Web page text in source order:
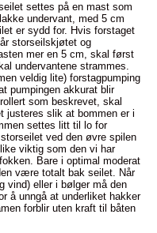
settes på en mast som
undervant, med 5 cm
er sydd for. Hvis forstaget
storseilskjøtet og
mer en 5 cm, skal først
undervantene strammes.
veldig lite) forstagpumping
pumpingen akkurat blir
som beskrevet, skal
justeres slik at bommen er i
settes litt til lo for
ved den øvre spilen
viktig som den vi har
Bare i optimal moderat
være totalt bak seilet. Når
vind) eller i bølger må den
å unngå at underliket hakker
forblir uten kraft til båten